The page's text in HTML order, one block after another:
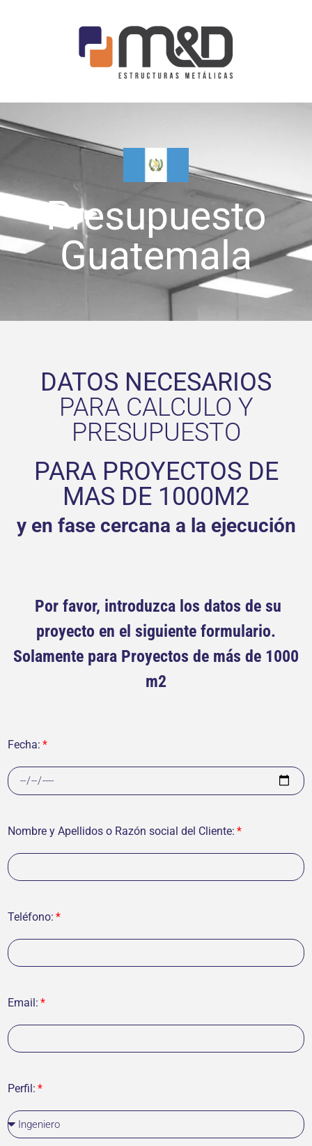
Presupuesto
Guatemala
DATOS NECESARIOS
PARA CALCULO Y
PRESUPUESTO
PARA PROYECTOS DE
MAS DE 1000M2
y en fase cercana a la ejecución
Por favor, introduzca los datos de su
proyecto en el siguiente formulario.
Solamente para Proyectos de más de 1000
m2
Fecha:
Nombre y Apellidos o Razón social del Cliente:
Teléfono:
Email:
Perfil: